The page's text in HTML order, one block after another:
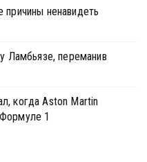
ненавидеть
Ламбьязе, переманив
когда Aston Martin
1